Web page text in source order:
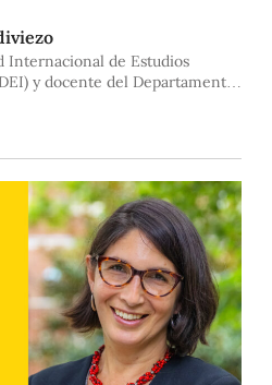
y legado a propósito del Mes de
Internacional de Estudios
y docente del Departamento